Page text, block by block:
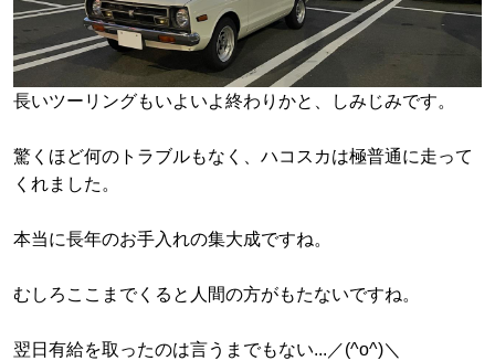
長いツーリングもいよいよ終わりかと、しみじみです。
驚くほど何のトラブルもなく、ハコスカは極普通に走って
くれました。
本当に長年のお手入れの集大成ですね。
むしろここまでくると人間の方がもたないですね。
翌日有給を取ったのは言うまでもない...／(^o^)＼